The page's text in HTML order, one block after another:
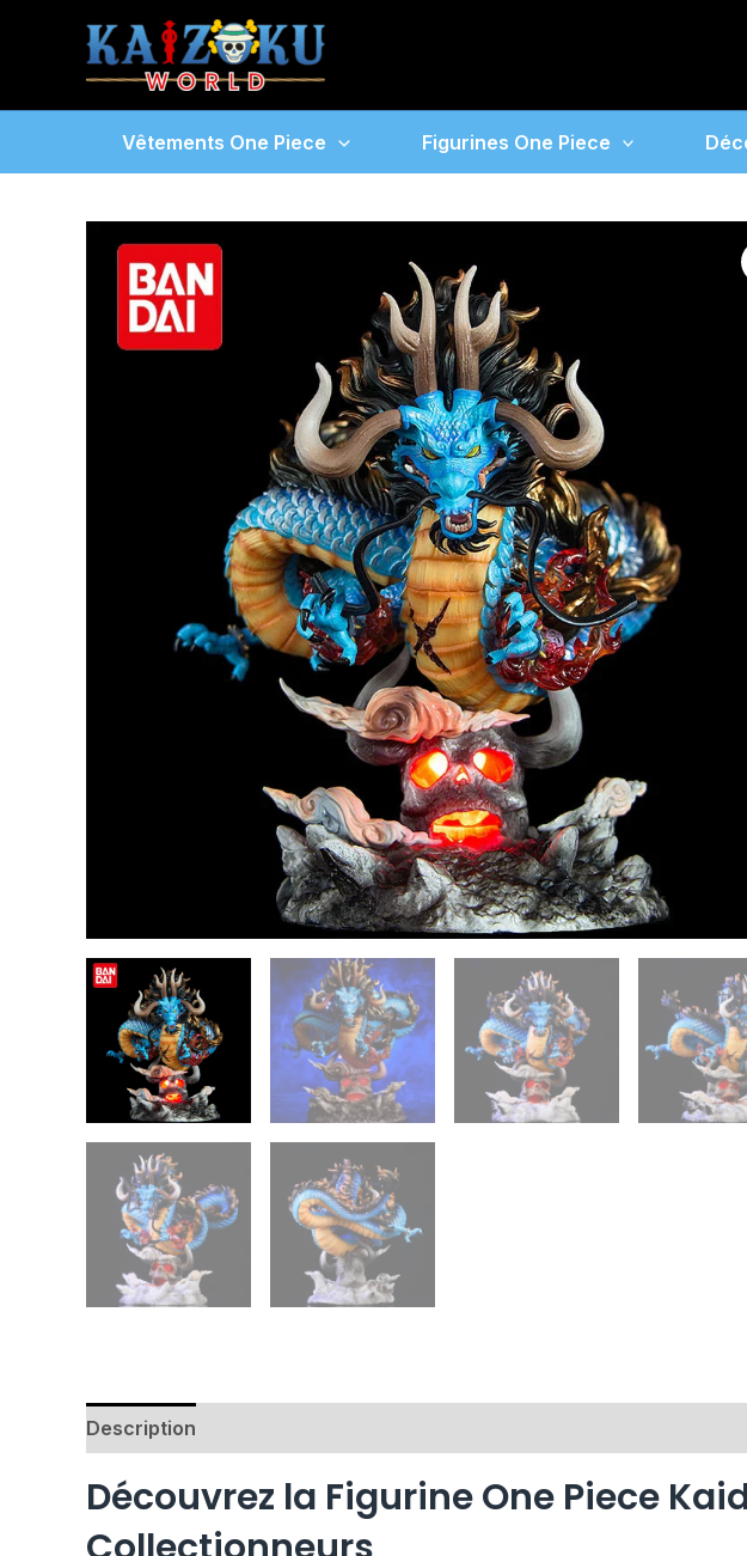
Vêtements One Piece Figurines One Piece
Description
Découvrez la Figurine One Piece